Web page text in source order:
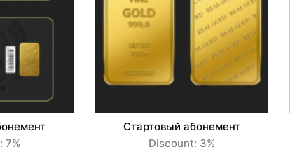
7%
Стартовый абонемент
Discount: 3%